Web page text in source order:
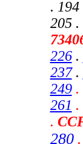
. 194
205 .
226.
237.
249.
261
.
280.